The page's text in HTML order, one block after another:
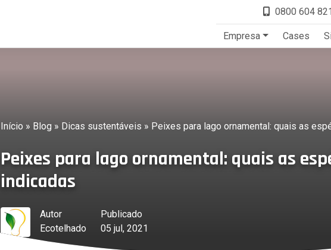
0800 604
Empresa Cases
Início » Blog » Dicas sustentáveis » Peixes para lago ornamental: quais as
Peixes para lago ornamental: quais as
indicadas
Autor
Ecotelhado
Publicado
05 jul, 2021